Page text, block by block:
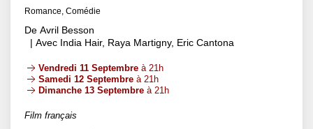
Romance, Comédie
De Avril Besson
| Avec India Hair, Raya Martigny, Eric Cantona
Vendredi 11 Septembre à 21h
Samedi 12 Septembre à 21h
Dimanche 13 Septembre à 21h
Film français